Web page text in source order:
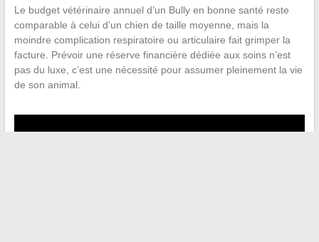
Le budget vétérinaire annuel d’un Bully en bonne santé reste
comparable à celui d’un chien de taille moyenne, mais la
moindre complication respiratoire ou articulaire fait grimper la
facture. Prévoir une réserve financière dédiée aux soins n’est
pas du luxe, c’est une nécessité pour assumer pleinement la vie
de son animal.